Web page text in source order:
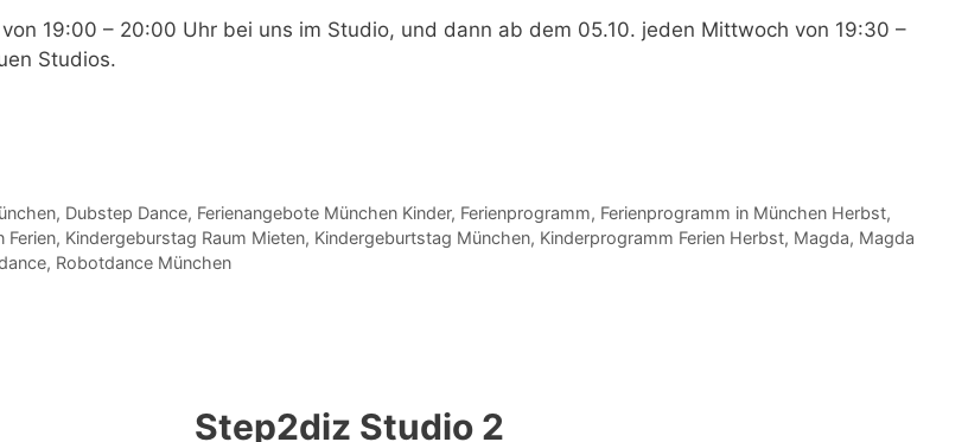
19:00 – 20:00 Uhrbei uns im Studio, und dann ab dem 05.10. jeden Mittwoch von 19:30 –
Studios.
, Dubstep Dance, Ferienangebote München Kinder, Ferienprogramm, Ferienprogramm in München Herbst,
Ferien, Kindergeburstag Raum Mieten, Kindergeburtstag München, Kinderprogramm Ferien Herbst, Magda, Magda
, Robotdance München
Step2diz Studio 2